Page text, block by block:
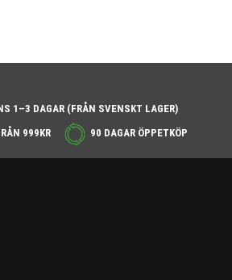
1–3 DAGAR (FRÅN SVENSKT LAGER)
999KR
90 DAGAR ÖPPETKÖP